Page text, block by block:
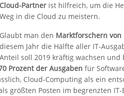
Cloud-Partner ist hilfreich, um die
Weg in die Cloud zu meistern.
Glaubt man den Marktforschern von
diesem Jahr die Hälfte aller IT-
Anteil soll 2019 kräftig wachsen und
Prozent der Ausgaben für
Cloud-Computing als ein
größten Posten im begrenzten